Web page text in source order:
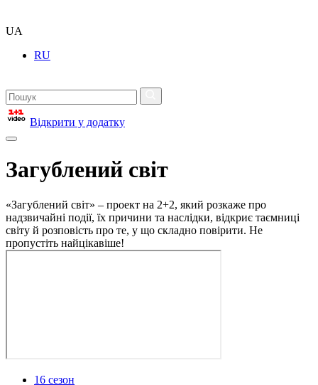
UA
RU
Відкрити у додатку
Загублений світ
«Загублений світ» – проект на 2+2, який розкаже про
надзвичайні події, їх причини та наслідки, відкриє таємниці
світу й розповість про те, у що складно повірити. Не
пропустіть найцікавіше!
16 сезон